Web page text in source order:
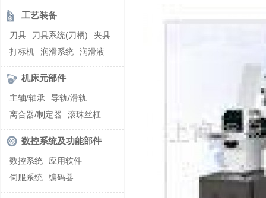
内圆磨床
龙门磨床
滚齿机\铣齿机
刨床
带锯床
车削加工中心
立式加工中心
卧式加工中心
龙门加工中心
激光快速成型
组合机床
螺纹加工机床
自动锻压机
折弯机
弯管机
快速成型机
工艺装备
刀具 刀具系统(刀柄)
夹具
打标机
润滑系统
润滑液
切削液
刃磨机
机床元部件
主轴/轴承
导轨/滑轨
离合器/制定器
滚珠丝杠
齿轮/减速器
数控系统及功能部件
数控系统
应用软件
伺服系统
编码器